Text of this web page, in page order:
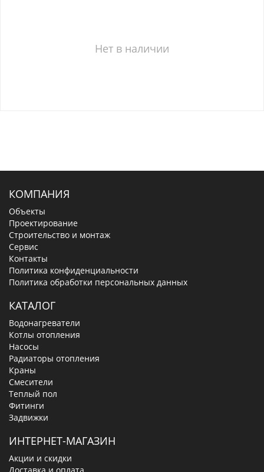
Нет в наличии
КОМПАНИЯ
Объекты
Проектирование
Строительство и монтаж
Сервис
Контакты
Политика конфиденциальности
Политика обработки персональных данных
КАТАЛОГ
Водонагреватели
Котлы отопления
Насосы
Радиаторы отопления
Краны
Смесители
Теплый пол
Фитинги
Задвижки
ИНТЕРНЕТ-МАГАЗИН
Акции и скидки